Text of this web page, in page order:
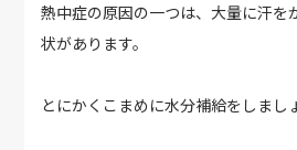
熱中症の原因の一つは、大量に汗を
状があります。
とにかくこまめに水分補給をしまし